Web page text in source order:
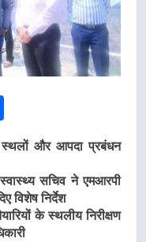
स्थलों और आपदा प्रबंधन
स्वास्थ्य सचिव ने एमआरपी
विशेष निर्देश
के स्थलीय निरीक्षण